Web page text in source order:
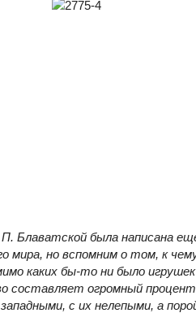
Блаватской была написана
мира, но вспомним о том, к
каких бы-то ни было
составляет огромный
с их нелепыми, а